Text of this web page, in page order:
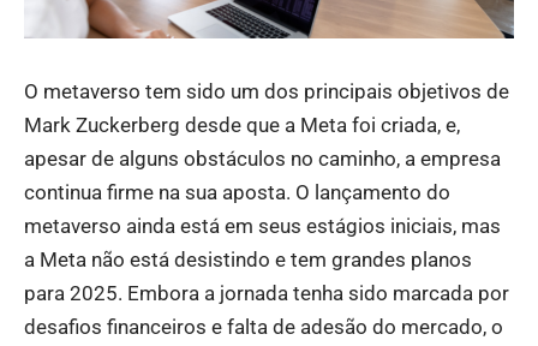
O metaverso tem sido um dos principais objetivos de
Mark Zuckerberg desde que a Meta foi criada, e,
apesar de alguns obstáculos no caminho, a empresa
continua firme na sua aposta. O lançamento do
metaverso ainda está em seus estágios iniciais, mas
a Meta não está desistindo e tem grandes planos
para 2025. Embora a jornada tenha sido marcada por
desafios financeiros e falta de adesão do mercado, o